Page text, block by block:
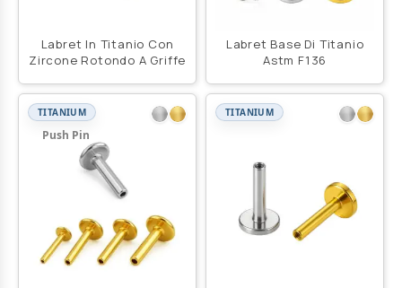
Labret In Titanio Con
Zircone Rotondo A Griffe
Labret Base Di Titanio
Astm F136
TITANIUM
Push Pin
TITANIUM